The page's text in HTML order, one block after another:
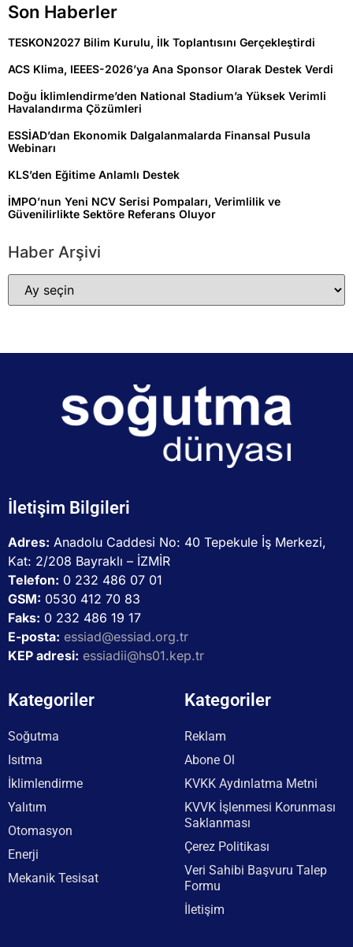
Son Haberler
TESKON2027 Bilim Kurulu, İlk Toplantısını Gerçekleştirdi
ACS Klima, IEEES-2026’ya Ana Sponsor Olarak Destek Verdi
Doğu İklimlendirme’den National Stadium’a Yüksek Verimli
Havalandırma Çözümleri
ESSİAD’dan Ekonomik Dalgalanmalarda Finansal Pusula
Webinarı
KLS’den Eğitime Anlamlı Destek
İMPO’nun Yeni NCV Serisi Pompaları, Verimlilik ve
Güvenilirlikte Sektöre Referans Oluyor
Haber Arşivi
İletişim Bilgileri
Adres: Anadolu Caddesi No: 40 Tepekule İş Merkezi,
Kat: 2/208 Bayraklı – İZMİR
Telefon: 0 232 486 07 01
GSM: 0530 412 70 83
Faks: 0 232 486 19 17
E-posta: essiad@essiad.org.tr
KEP adresi: essiadii@hs01.kep.tr
Kategoriler
Soğutma
Isıtma
İklimlendirme
Yalıtım
Otomasyon
Enerji
Mekanik Tesisat
Kategoriler
Reklam
Abone Ol
KVKK Aydınlatma Metni
KVVK İşlenmesi Korunması
Saklanması
Çerez Politikası
Veri Sahibi Başvuru Talep
Formu
İletişim